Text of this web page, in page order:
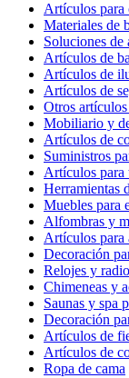
Artículos para
Materiales de
Soluciones de
Artículos de
Artículos de
Artículos de
Otros
Mobiliario y
Artículos de
Suministros
Artículos para
Herramientas
Muebles para
Alfombras y
Artículos para
Decoración
Relojes y
Chimeneas y
Saunas y spa
Decoración
Artículos de
Artículos de
Ropa de cama